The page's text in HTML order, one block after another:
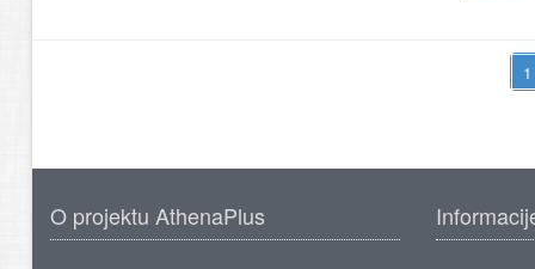
O projektu AthenaPlus